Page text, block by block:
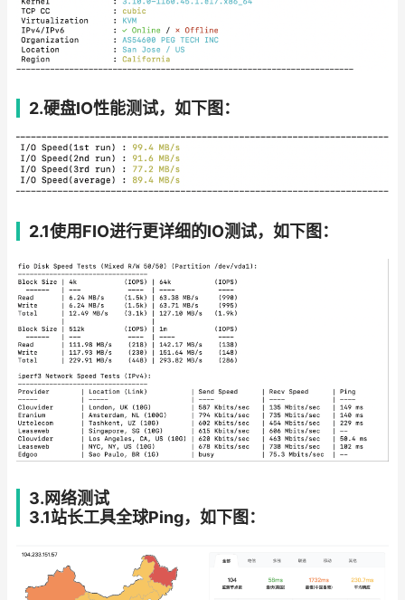
2.硬盘IO性能测试，如下图：
2.1使用FIO进行更详细的IO测试，如下图：
3.网络测试
3.1站长工具全球Ping，如下图：